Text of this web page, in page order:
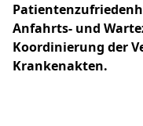
Anfahrts- und
Koordinierung der
Krankenakten.